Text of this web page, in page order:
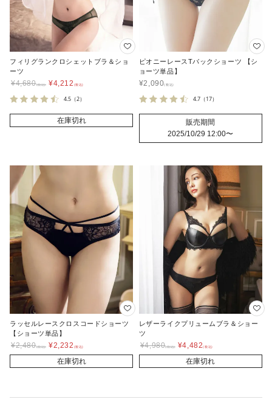
フィリグランクロシェットブラ＆ショ
ーツ
¥4,680 ¥4,212
4.5 （2）
在庫切れ
ピオニーレースTバックショーツ 【シ
ョーツ単品】
¥2,090
4.7（17）
販売期間
2025/10/29 12:00〜
ラッセルレースクロスコードショーツ
【ショーツ単品】
¥2,480 ¥2,232
在庫切れ
レザーライクプリュームブラ＆ショー
ツ
¥4,980 ¥4,482
在庫切れ